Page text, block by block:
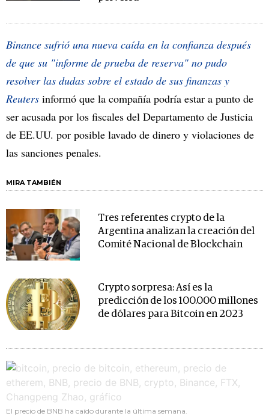
Binance sufrió una nueva caída en la confianza después
de que su "informe de prueba de reserva" no pudo
resolver las dudas sobre el estado de sus finanzas y
Reuters informó que la compañía podría estar a punto de
ser acusada por los fiscales del Departamento de Justicia
de EE.UU. por posible lavado de dinero y violaciones de
las sanciones penales.
MIRA TAMBIÉN
Tres referentes crypto de la
Argentina analizan la creación del
Comité Nacional de Blockchain
Crypto sorpresa: Así es la
predicción de los 100.000 millones
de dólares para Bitcoin en 2023
El precio de BNB ha caído durante la última semana.